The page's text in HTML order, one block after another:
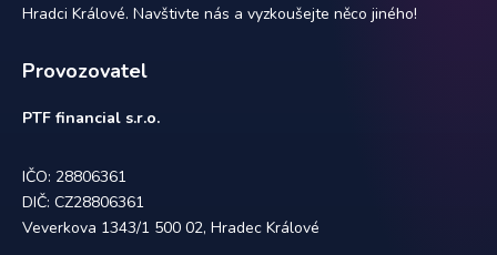
Hradci Králové. Navštivte nás a vyzkoušejte něco jiného!
Provozovatel
PTF financial s.r.o.
IČO: 28806361
DIČ: CZ28806361
Veverkova 1343/1 500 02, Hradec Králové